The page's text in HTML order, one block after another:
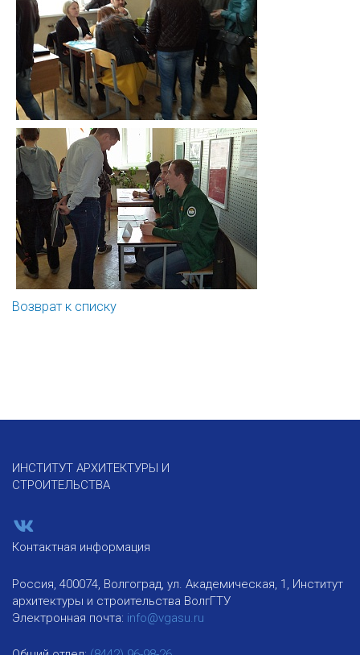
Возврат к списку
ИНСТИТУТ АРХИТЕКТУРЫ И
СТРОИТЕЛЬСТВА
Контактная информация
Россия, 400074, Волгоград, ул. Академическая, 1, Институт
архитектуры и строительства ВолгГТУ
Электронная почта: info@vgasu.ru